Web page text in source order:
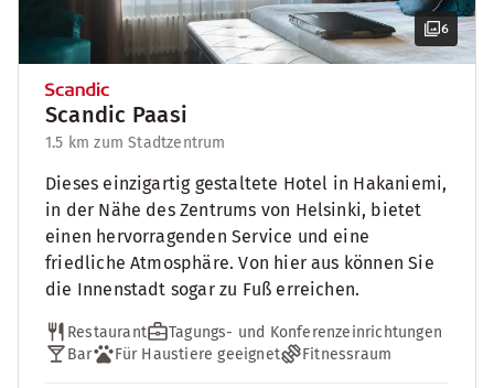
6
Scandic Paasi
1.5 km zum Stadtzentrum
Dieses einzigartig gestaltete Hotel in Hakaniemi,
in der Nähe des Zentrums von Helsinki, bietet
einen hervorragenden Service und eine
friedliche Atmosphäre. Von hier aus können Sie
die Innenstadt sogar zu Fuß erreichen.
Restaurant
Tagungs- und Konferenzeinrichtungen
Bar
Für Haustiere geeignet Fitnessraum